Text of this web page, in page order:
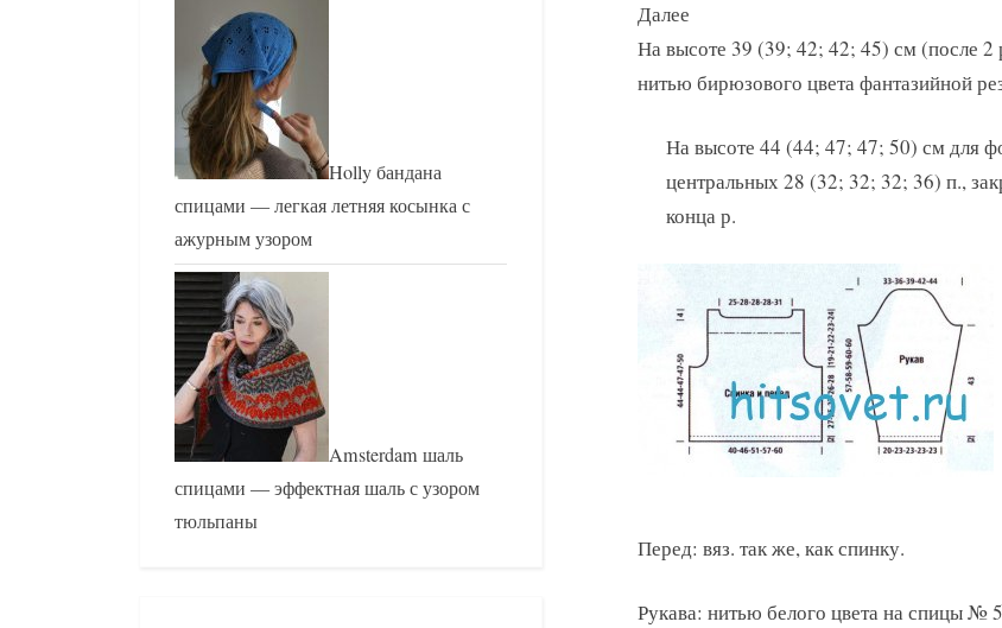
Далее
На высоте 39 (39; 42; 42; 45) см (после 2
нитью бирюзового цвета фантазийной
На высоте 44 (44; 47; 47; 50) см для
центральных 28 (32; 32; 32; 36) п.,
конца р.
Перед: вяз. так же, как спинку.
Рукава: нитью белого цвета на спицы №
Holly бандана
спицами — легкая летняя косынка с
ажурным узором
Amsterdam шаль
спицами — эффектная шаль с узором
тюльпаны